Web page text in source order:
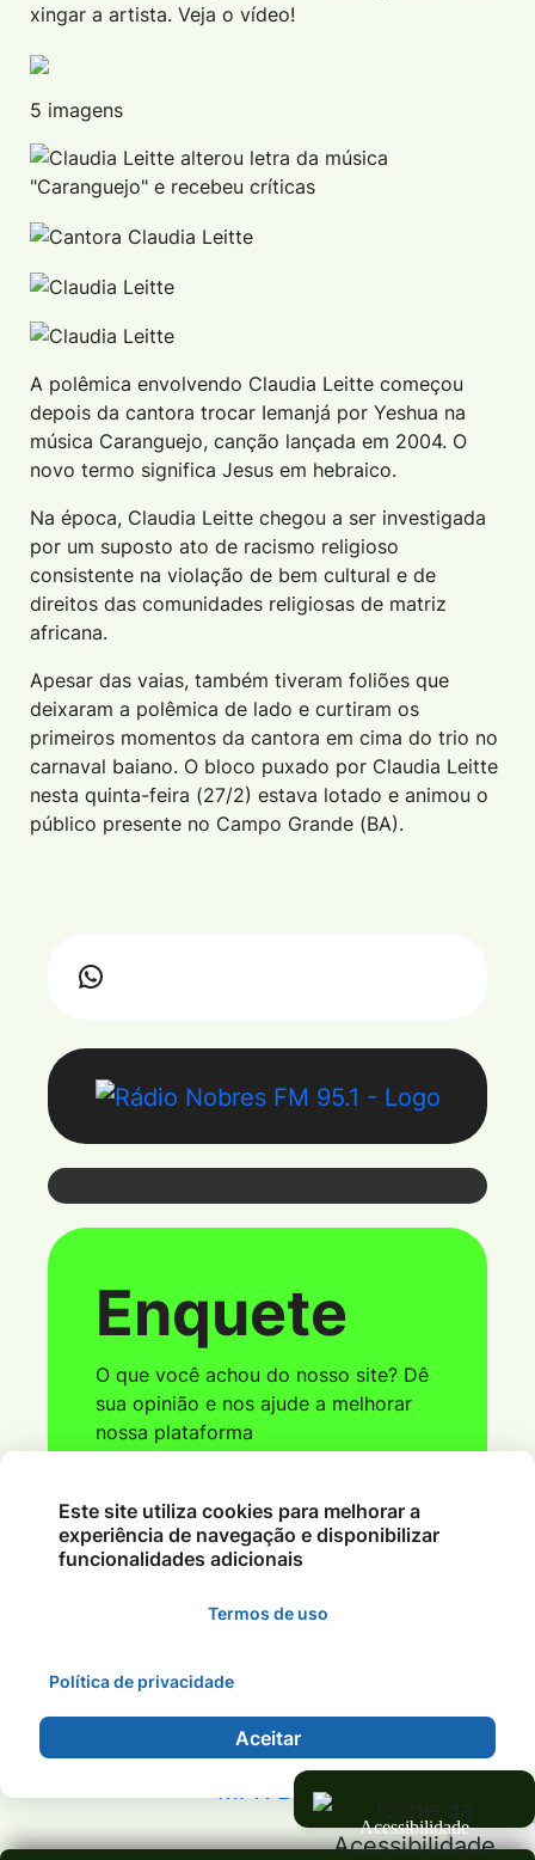
xingar a artista. Veja o vídeo!
5 imagens
A polêmica envolvendo Claudia Leitte começou
depois da cantora trocar Iemanjá por Yeshua na
música Caranguejo, canção lançada em 2004. O
novo termo significa Jesus em hebraico.
Na época, Claudia Leitte chegou a ser investigada
por um suposto ato de racismo religioso
consistente na violação de bem cultural e de
direitos das comunidades religiosas de matriz
africana.
Apesar das vaias, também tiveram foliões que
deixaram a polêmica de lado e curtiram os
primeiros momentos da cantora em cima do trio no
carnaval baiano. O bloco puxado por Claudia Leitte
nesta quinta-feira (27/2) estava lotado e animou o
público presente no Campo Grande (BA).
Webmail
Coloque seu e-mail e senha para ter
acesso ao webmail
Enquete
O que você achou do nosso site? Dê
sua opinião e nos ajude a melhorar
nossa plataforma
Ver Parcial
direitos reservados.
Este site utiliza cookies para melhorar a
experiência de navegação e disponibilizar
funcionalidades adicionais
Termos de uso
Política de privacidade
Aceitar
Acessibilidade